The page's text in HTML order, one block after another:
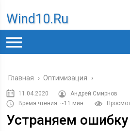
Wind10.ru
Главная › Оптимизация ›
11.04.2020
Андрей Смирнов
Время чтения: ~11 мин.
Устраняем